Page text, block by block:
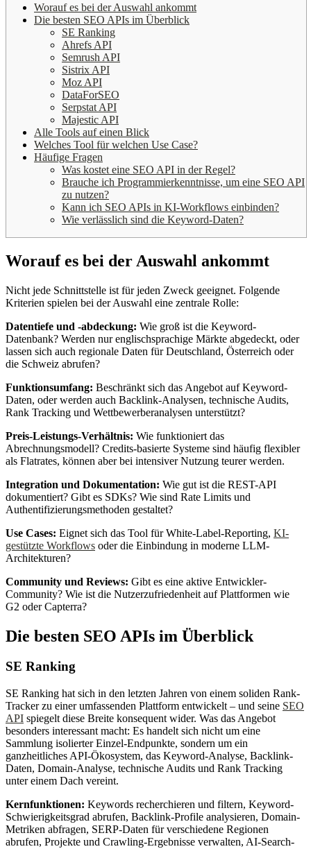
Worauf es bei der Auswahl ankommt
Die besten SEO APIs im Überblick
SE Ranking
Ahrefs API
Semrush API
Sistrix API
Moz API
DataForSEO
Serpstat API
Majestic API
Alle Tools auf einen Blick
Welches Tool für welchen Use Case?
Häufige Fragen
Was kostet eine SEO API in der Regel?
Brauche ich Programmierkenntnisse, um eine SEO API
zu nutzen?
Kann ich SEO APIs in KI-Workflows einbinden?
Wie verlässlich sind die Keyword-Daten?
Worauf es bei der Auswahl ankommt
Nicht jede Schnittstelle ist für jeden Zweck geeignet. Folgende
Kriterien spielen bei der Auswahl eine zentrale Rolle:
Datentiefe und -abdeckung: Wie groß ist die Keyword-
Datenbank? Werden nur englischsprachige Märkte abgedeckt, oder
lassen sich auch regionale Daten für Deutschland, Österreich oder
die Schweiz abrufen?
Funktionsumfang: Beschränkt sich das Angebot auf Keyword-
Daten, oder werden auch Backlink-Analysen, technische Audits,
Rank Tracking und Wettbewerberanalysen unterstützt?
Preis-Leistungs-Verhältnis: Wie funktioniert das
Abrechnungsmodell? Credits-basierte Systeme sind häufig flexibler
als Flatrates, können aber bei intensiver Nutzung teurer werden.
Integration und Dokumentation: Wie gut ist die REST-API
dokumentiert? Gibt es SDKs? Wie sind Rate Limits und
Authentifizierungsmethoden gestaltet?
Use Cases: Eignet sich das Tool für White-Label-Reporting, KI-
gestützte Workflows oder die Einbindung in moderne LLM-
Architekturen?
Community und Reviews: Gibt es eine aktive Entwickler-
Community? Wie ist die Nutzerzufriedenheit auf Plattformen wie
G2 oder Capterra?
Die besten SEO APIs im Überblick
SE Ranking
SE Ranking hat sich in den letzten Jahren von einem soliden Rank-
Tracker zu einer umfassenden Plattform entwickelt – und seine SEO
API spiegelt diese Breite konsequent wider. Was das Angebot
besonders interessant macht: Es handelt sich nicht um eine
Sammlung isolierter Einzel-Endpunkte, sondern um ein
ganzheitliches API-Ökosystem, das Keyword-Analyse, Backlink-
Daten, Domain-Analyse, technische Audits und Rank Tracking
unter einem Dach vereint.
Kernfunktionen: Keywords recherchieren und filtern, Keyword-
Schwierigkeitsgrad abrufen, Backlink-Profile analysieren, Domain-
Metriken abfragen, SERP-Daten für verschiedene Regionen
abrufen, Projekte und Crawling-Ergebnisse verwalten, AI-Search-